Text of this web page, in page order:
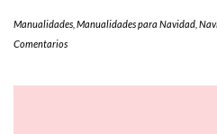
Manualidades Manualidades para Navidad
Comentarios